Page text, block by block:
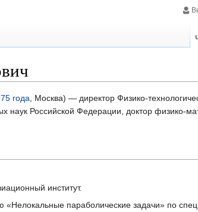
года, Москва) — директор Физико-
наук Российской Федерации, доктор физико-
институт.
«Нелокальные параболические задачи» по